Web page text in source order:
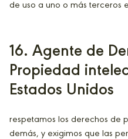
de uso a uno o más terceros
16. Agente de
Propiedad
Estados Unidos
respetamos los derechos de
demás, y exigimos que las